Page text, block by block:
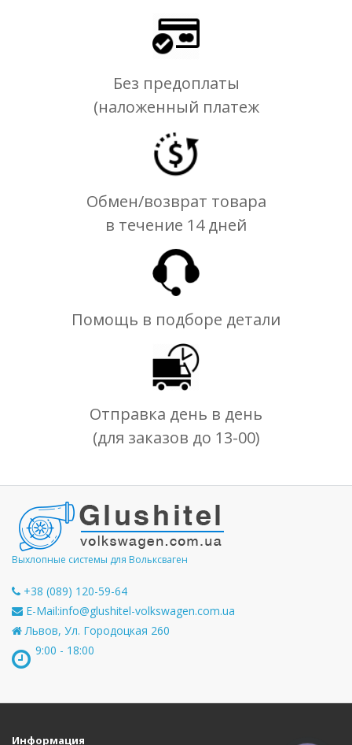
Без предоплаты
(наложенный платеж
Обмен/возврат товара
в течение 14 дней
Помощь в подборе детали
Отправка день в день
(для заказов до 13-00)
Выхлопные системы для Вольксваген
+38 (089) 120-59-64
E-Mail:info@glushitel-volkswagen.com.ua
Львов, Ул. Городоцкая 260
9:00 - 18:00
Информация